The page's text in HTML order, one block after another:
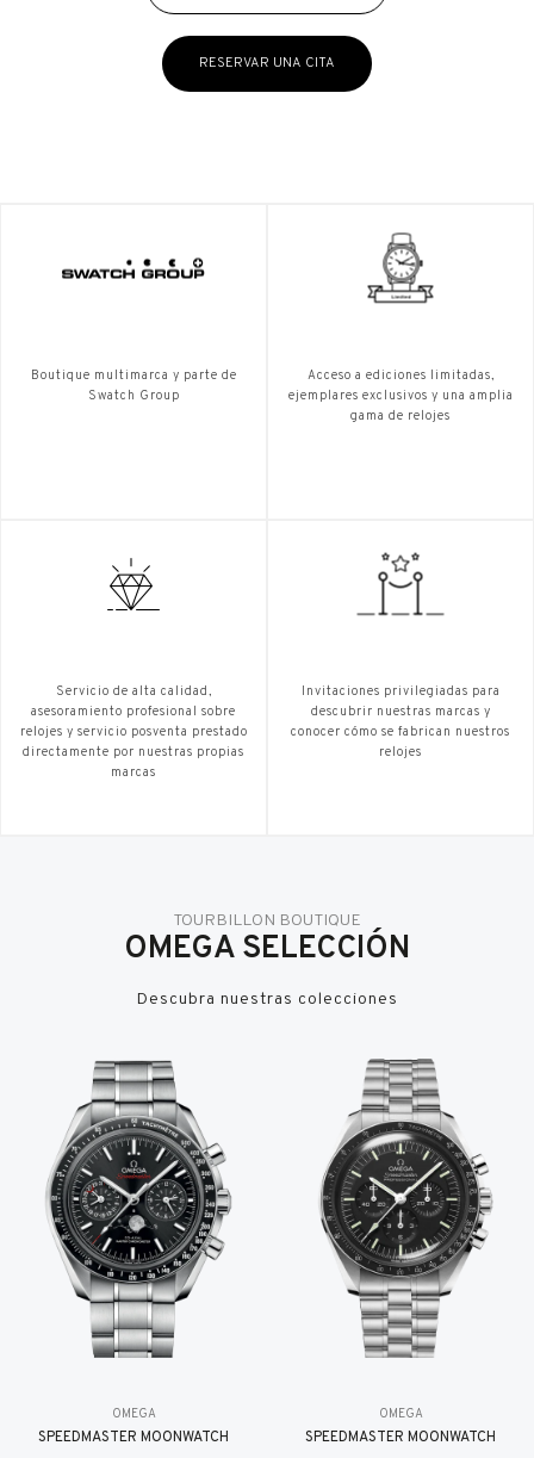
RESERVAR UNA CITA
Boutique multimarca y parte de
Swatch Group
Acceso a ediciones limitadas,
ejemplares exclusivos y una amplia
gama de relojes
Servicio de alta calidad,
asesoramiento profesional sobre
relojes y servicio posventa prestado
directamente por nuestras propias
marcas
Invitaciones privilegiadas para
descubrir nuestras marcas y
conocer cómo se fabrican nuestros
relojes
TOURBILLON BOUTIQUE
OMEGA SELECCIÓN
Descubra nuestras colecciones
OMEGA
SPEEDMASTER MOONWATCH
OMEGA
SPEEDMASTER MOONWATCH